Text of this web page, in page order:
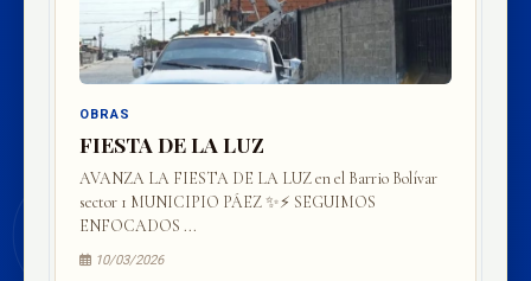
OBRAS
FIESTA DE LA LUZ
AVANZA LA FIESTA DE LA LUZ en el Barrio Bolívar
sector 1 MUNICIPIO PÁEZ ✨⚡ SEGUIMOS
ENFOCADOS ...
10/03/2026